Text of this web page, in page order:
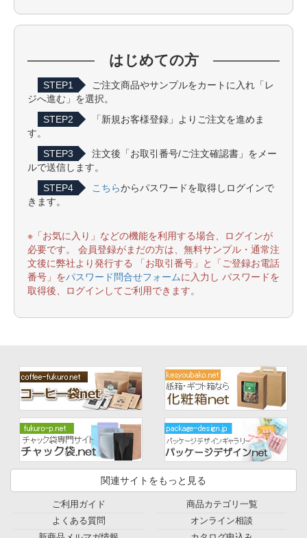
はじめての方
STEP1
ご注文商品やサンプルをカートに入れ「レ
ジへ進む」を選択。
STEP2
「新規お客様登録」よりご注文を進めま
す。
STEP3
注文後「お取引番号/ご注文確認書」をメー
ルで送信します。
STEP4
こちらからパスワードを取得しログインで
きます。
※「お気に入り」などの機能を利用する場合、ログインが
必要です。 会員登録がまだの方は、無料サンプル・通常注
文後に弊社より発行する 「お取引番号」と「ご登録お電話
番号」をパスワード問合せフォームに入力し パスワードを
取得後、ログインしてご利用できます。
関連サイトをもっと見る
ご利用ガイド
よくある質問
商品カテゴリ一覧
オンライン相談